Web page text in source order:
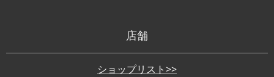
店舗
ショップリスト>>